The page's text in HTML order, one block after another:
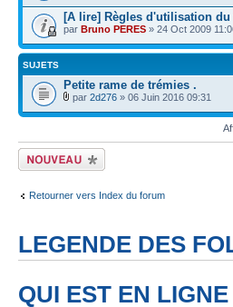
[A lire] Règles d'utilisation
par Bruno PERES » 24 Oct 2009
SUJETS
Petite rame de trémies .
par 2d276 » 06 Juin 2016 09:31
Écrire un nouveau
sujet
Retourner vers Index du forum
LEGENDE DES
QUI EST EN LIGNE